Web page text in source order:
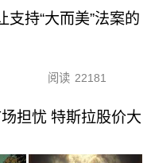
支持“大而美”法案的
阅读 22181
担忧 特斯拉股价大